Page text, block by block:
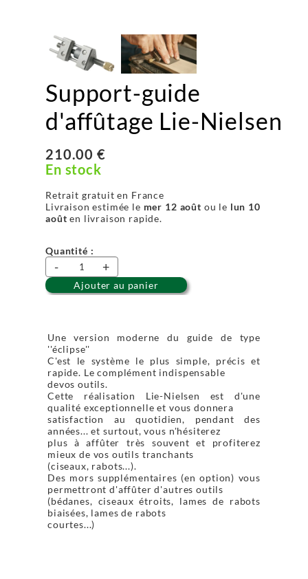
Support-guide
d'affûtage Lie-Nielsen
210.00 €
En stock
Retrait gratuit en France
Livraison estimée le mer 12 août ou le lun 10
août en livraison rapide.
Quantité :
- +
Ajouter au panier
Une version moderne du guide de type
''éclipse''
C'est le système le plus simple, précis et
rapide. Le complément indispensable
devos outils.
Cette réalisation Lie-Nielsen est d'une
qualité exceptionnelle et vous donnera
satisfaction au quotidien, pendant des
années... et surtout, vous n'hésiterez
plus à affûter très souvent et profiterez
mieux de vos outils tranchants
(ciseaux, rabots...).
Des mors supplémentaires (en option) vous
permettront d'affûter d'autres outils
(bédanes, ciseaux étroits, lames de rabots
biaisées, lames de rabots
courtes...)